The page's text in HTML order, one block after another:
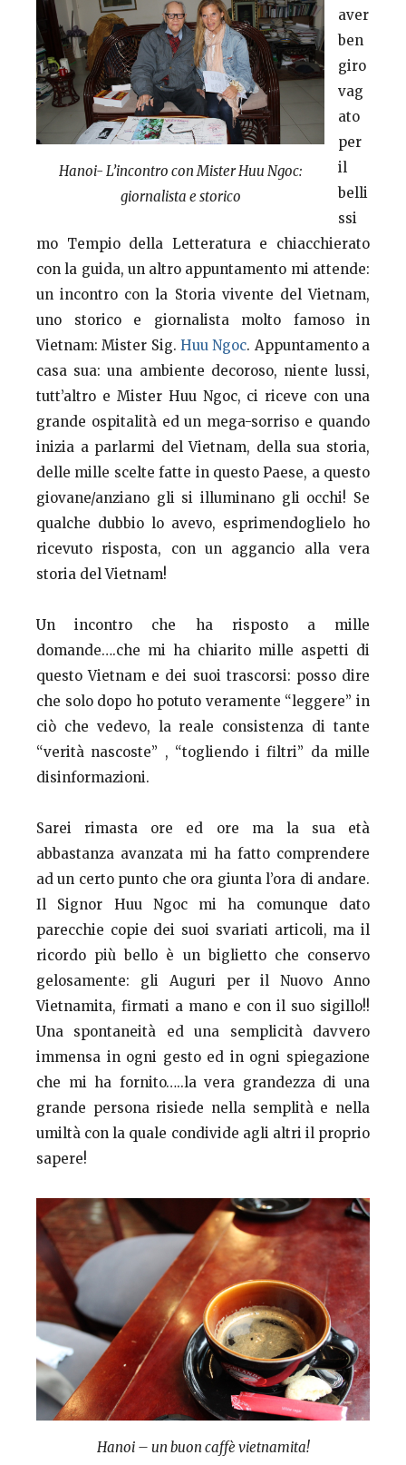
Hanoi- L’incontro con Mister Huu Ngoc:
giornalista e storico
aver
ben
giro
vag
ato
per
il
belli
ssi
mo Tempio della Letteratura e chiacchierato
con la guida, un altro appuntamento mi attende:
un incontro con la Storia vivente del Vietnam,
uno storico e giornalista molto famoso in
Vietnam: Mister Sig. Huu Ngoc. Appuntamento a
casa sua: una ambiente decoroso, niente lussi,
tutt’altro e Mister Huu Ngoc, ci riceve con una
grande ospitalità ed un mega-sorriso e quando
inizia a parlarmi del Vietnam, della sua storia,
delle mille scelte fatte in questo Paese, a questo
giovane/anziano gli si illuminano gli occhi! Se
qualche dubbio lo avevo, esprimendoglielo ho
ricevuto risposta, con un aggancio alla vera
storia del Vietnam!
Un incontro che ha risposto a mille
domande….che mi ha chiarito mille aspetti di
questo Vietnam e dei suoi trascorsi: posso dire
che solo dopo ho potuto veramente “leggere” in
ciò che vedevo, la reale consistenza di tante
“verità nascoste” , “togliendo i filtri” da mille
disinformazioni.
Sarei rimasta ore ed ore ma la sua età
abbastanza avanzata mi ha fatto comprendere
ad un certo punto che ora giunta l’ora di andare.
Il Signor Huu Ngoc mi ha comunque dato
parecchie copie dei suoi svariati articoli, ma il
ricordo più bello è un biglietto che conservo
gelosamente: gli Auguri per il Nuovo Anno
Vietnamita, firmati a mano e con il suo sigillo!!
Una spontaneità ed una semplicità davvero
immensa in ogni gesto ed in ogni spiegazione
che mi ha fornito…..la vera grandezza di una
grande persona risiede nella semplità e nella
umiltà con la quale condivide agli altri il proprio
sapere!
Hanoi – un buon caffè vietnamita!